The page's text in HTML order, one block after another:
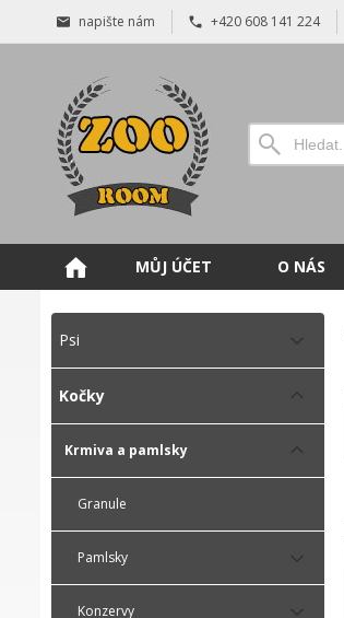
napište nám +420 608 141 224
MŮJ ÚČET O NÁS
Psi
Kočky
Krmiva a pamlsky
Granule
Pamlsky
Konzervy